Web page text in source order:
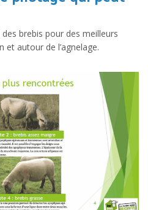
brebis pour des meilleurs
autour de l’agnelage.